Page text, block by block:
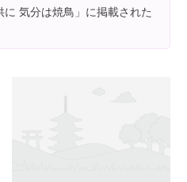
気分は焼鳥」に掲載された